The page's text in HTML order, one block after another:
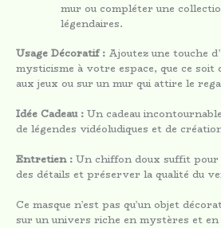
mur ou compléter une
légendaires.
Usage Décoratif : Ajoutez une touche
mysticisme à votre espace, que ce soit
aux jeux ou sur un mur qui attire le
Idée Cadeau : Un cadeau
de légendes vidéoludiques et de
Entretien : Un chiffon doux suffit
des détails et préserver la qualité du
Ce masque n’est pas qu’un objet
sur un univers riche en mystères et en